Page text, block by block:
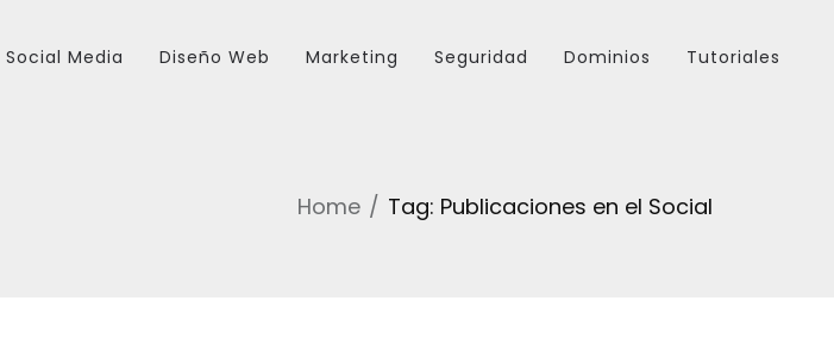
Social Media Diseño Web Marketing Seguridad Dominios Tutoriales
Home Tag: Publicaciones en el Social